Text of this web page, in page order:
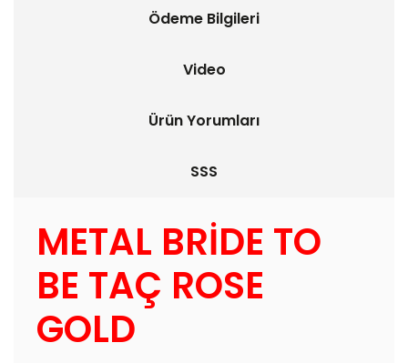
Ödeme Bilgileri
Video
Ürün Yorumları
SSS
METAL BRİDE TO
BE TAÇ ROSE
GOLD